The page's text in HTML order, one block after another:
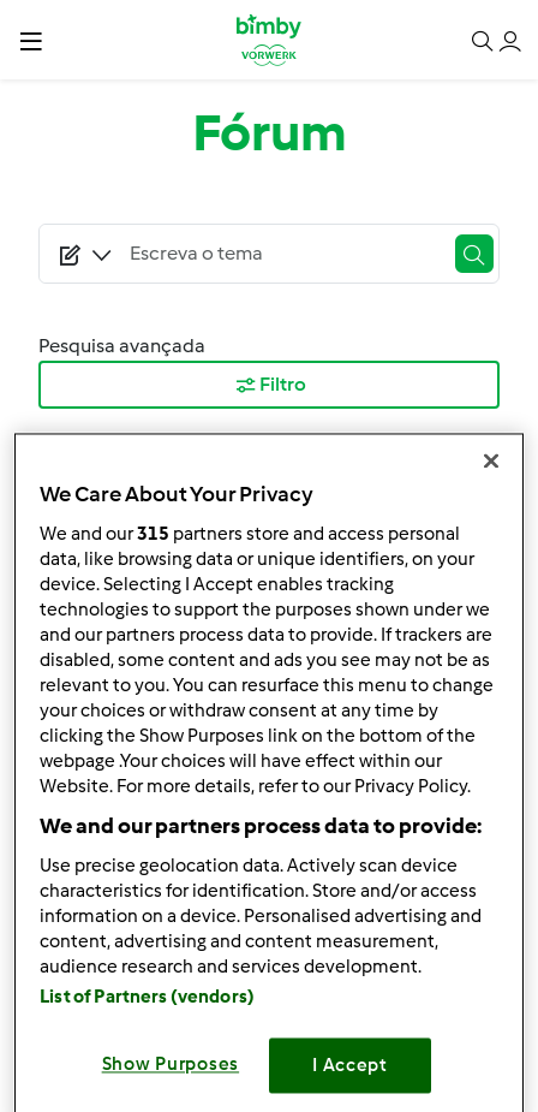
Passar para o conteúdo principal
Fórum
Pesquisa avançada
Filtro
Ordenar por:
Resultados por página:
10
Questões e Dúvidas
Tópicos 1178
byAnónimo (não verificado)
8 months ago
Truques e Dicas
4
We Care About Your Privacy
We and our315 partners store and access personal
data, like browsing data or unique identifiers, on your
device. Selecting I Accept enables tracking
technologies to support the purposes shown under we
and our partners process data to provide. If trackers are
disabled, some content and ads you see may not be as
relevant to you. You can resurface this menu to change
your choices or withdraw consent at any time by
clicking the Show Purposes link on the bottom of the
webpage .Your choices will have effect within our
Website. For more details, refer to our Privacy Policy.
We and our partners process data to provide:
Use precise geolocation data. Actively scan device
characteristics for identification. Store and/or access
information on a device. Personalised advertising and
content, advertising and content measurement,
audience research and services development.
List of Partners (vendors)
Show Purposes I Accept